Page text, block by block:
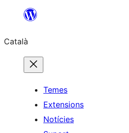
contingut
Català
Temes
Extensions
Notícies